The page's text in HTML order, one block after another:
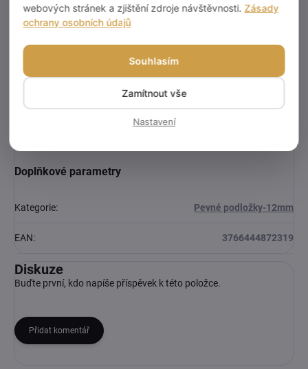
Tloušťka:12mm
Pro velkoobchod cena za 5ks v balení.
Doplňkové parametry
Kategorie: Pevné podložky-12mm
EAN: 3766444872319
Diskuze
Buďte první, kdo napíše příspěvek k této položce.
Přidat komentář
webových stránek a zjištění zdroje návštěvnosti. Zásady
ochrany osobních údajů
Souhlasím
Zamítnout vše
Nastavení